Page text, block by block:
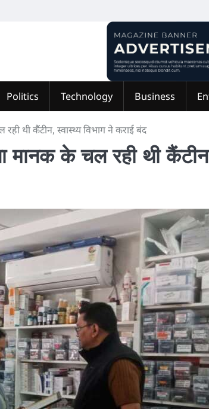
Politics Technology Business
रही थी कैंटीन, स्वास्थ्य विभाग ने कराई बंद
मानक के चल रही थी